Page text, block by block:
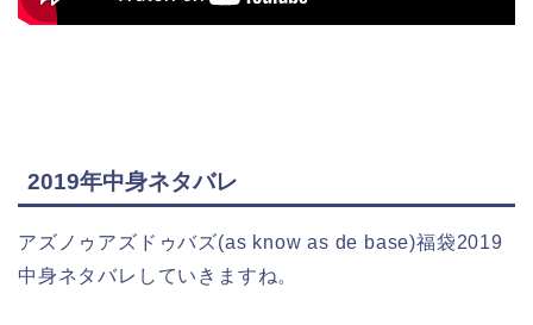
2019年中身ネタバレ
アズノゥアズドゥバズ(as know as de base)福袋2019
中身ネタバレしていきますね。